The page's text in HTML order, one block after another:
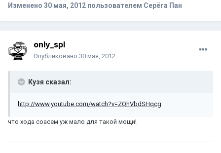
Изменено 30 мая, 2012 пользователем Серёга Пан
only_spl
Опубликовано 30 мая, 2012
Кузя сказал:
http://www.youtube.com/watch?v=ZQhVbdSHqcg
что хода соасем уж мало для такой мощи!